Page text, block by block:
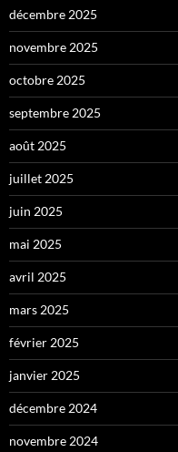
décembre 2025
novembre 2025
octobre 2025
septembre 2025
août 2025
juillet 2025
juin 2025
mai 2025
avril 2025
mars 2025
février 2025
janvier 2025
décembre 2024
novembre 2024